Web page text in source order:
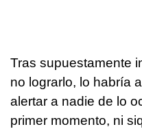
Tras supuestamente
no lograrlo, lo habría
alertar a nadie de lo
primer momento, ni